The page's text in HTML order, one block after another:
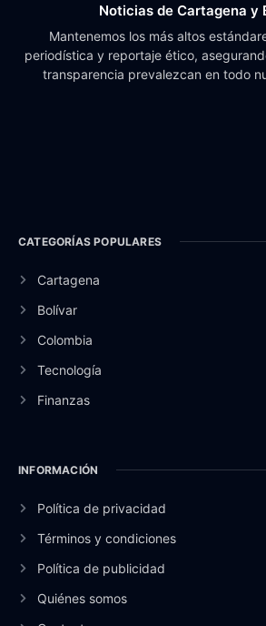
Noticias de Cartagena y
Mantenemos los más altos
periodística y reportaje ético,
transparencia prevalezcan en todo
CATEGORÍAS POPULARES
Cartagena
Bolívar
Colombia
Tecnología
Finanzas
INFORMACIÓN
Política de privacidad
Términos y condiciones
Política de publicidad
Quiénes somos